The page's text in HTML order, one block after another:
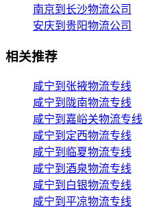
南京到长沙物流公司
安庆到贵阳物流公司
相关推荐
咸宁到张掖物流专线
咸宁到陇南物流专线
咸宁到嘉峪关物流专线
咸宁到定西物流专线
咸宁到临夏物流专线
咸宁到酒泉物流专线
咸宁到白银物流专线
咸宁到平凉物流专线